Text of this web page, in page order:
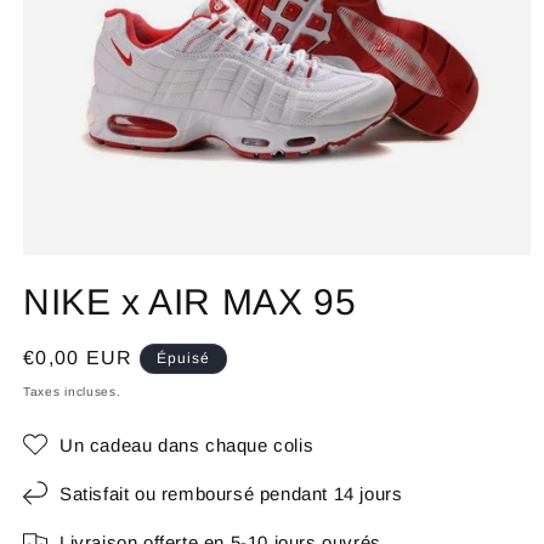
NIKE x AIR MAX 95
Prix
habituel
€0,00 EUR Épuisé
Taxes incluses.
Un cadeau dans chaque colis
Satisfait ou remboursé pendant 14 jours